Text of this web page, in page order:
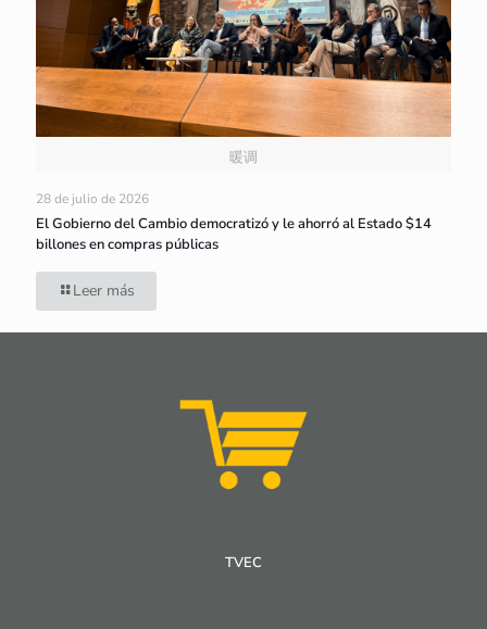
暖调
28 de julio de 2026
El Gobierno del Cambio democratizó y le ahorró al Estado $14
billones en compras públicas
Leer más
TVEC